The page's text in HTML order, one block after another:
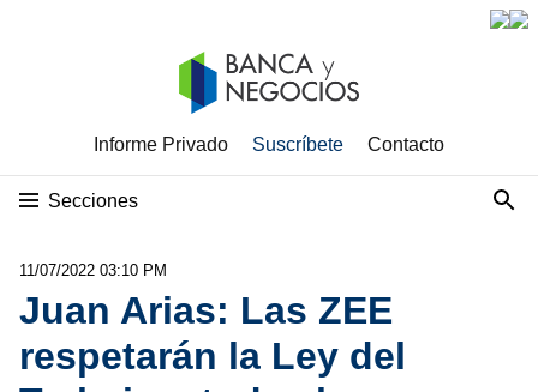
Informe Privado Suscríbete Contacto
Secciones
11/07/2022 03:10 PM
Juan Arias: Las ZEE
respetarán la Ley del